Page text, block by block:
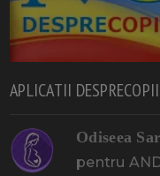
APLICATII DESPRECOPII
Odiseea
pentru